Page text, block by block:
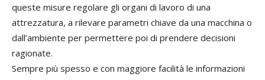
queste misure regolare gli organi di lavoro di una
attrezzatura, a rilevare parametri chiave da una macchina o
dall’ambiente per permettere poi di prendere decisioni
ragionate.
Sempre più spesso e con maggiore facilità le informazioni